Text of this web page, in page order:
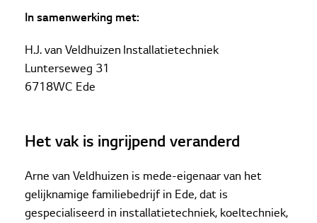
In samenwerking met:
H.J. van Veldhuizen Installatietechniek
Lunterseweg 31
6718WC Ede
Het vak is ingrijpend veranderd
Arne van Veldhuizen is mede-eigenaar van het
gelijknamige familiebedrijf in Ede, dat is
gespecialiseerd in installatietechniek, koeltechniek,